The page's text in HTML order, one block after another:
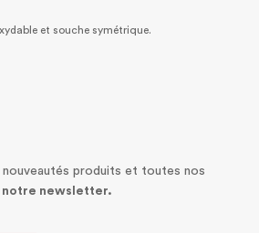
et souche symétrique.
nouveautés produits et toutes nos
notre newsletter.